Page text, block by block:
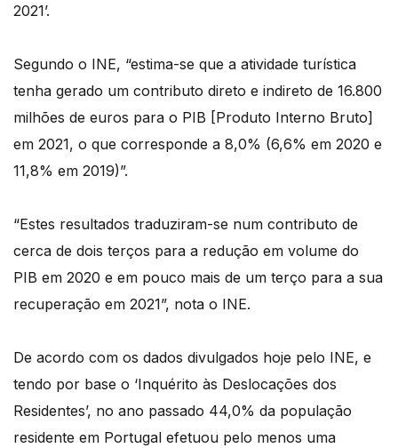
2021’.
Segundo o INE, “estima-se que a atividade turística
tenha gerado um contributo direto e indireto de 16.800
milhões de euros para o PIB [Produto Interno Bruto]
em 2021, o que corresponde a 8,0% (6,6% em 2020 e
11,8% em 2019)”.
“Estes resultados traduziram-se num contributo de
cerca de dois terços para a redução em volume do
PIB em 2020 e em pouco mais de um terço para a sua
recuperação em 2021”, nota o INE.
De acordo com os dados divulgados hoje pelo INE, e
tendo por base o ‘Inquérito às Deslocações dos
Residentes’, no ano passado 44,0% da população
residente em Portugal efetuou pelo menos uma